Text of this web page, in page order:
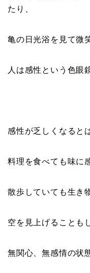
たり、
亀の日光浴を見て微
人は感性という色眼
感性が乏しくなると
料理を食べても味に
散歩していても生き
空を見上げることも
無関心、無感情の状